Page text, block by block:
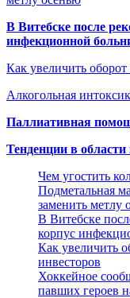
В Витебске после
инфекционной
Как увеличить
Алкогольная
Паллиативная
Тенденции в
Чем угостить
Подметальная
заменить метлу
В Витебске
корпус
Как увеличить
инвесторов
Хоккейное
павших героев